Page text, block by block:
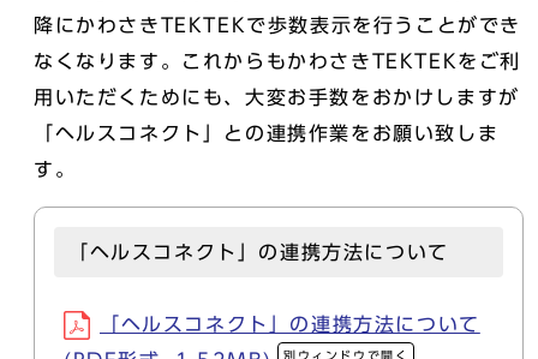
降にかわさきTEKTEKで歩数表示を行うことができ
なくなります。これからもかわさきTEKTEKをご利
用いただくためにも、大変お手数をおかけしますが
「ヘルスコネクト」との連携作業をお願い致しま
す。
「ヘルスコネクト」の連携方法について
「ヘルスコネクト」の連携方法について
別ウィンドウで開く